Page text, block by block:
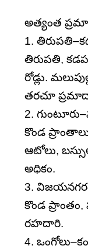
అత్యంత
1.
తిరుపతి,
రోడ్లు.
తరచూ
2.
కొండ ప్రాంతాలు,
ఆటోలు,
అధికం.
3.
కొండ
రహదారి.
4.